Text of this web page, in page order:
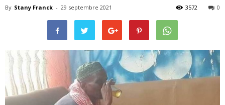
By Stany Franck - 29 septembre 2021 0
3572